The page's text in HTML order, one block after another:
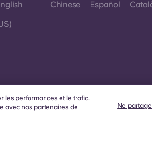
Chinese Español
les performances et le trafic.
avec nos partenaires de
Ne